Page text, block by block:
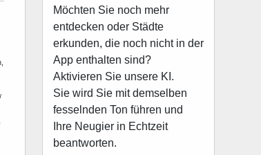
Möchten Sie noch mehr
entdecken oder Städte
erkunden, die noch nicht in der
App enthalten sind?
Aktivieren Sie unsere KI.
Sie wird Sie mit demselben
fesselnden Ton führen und
Ihre Neugier in Echtzeit
beantworten.